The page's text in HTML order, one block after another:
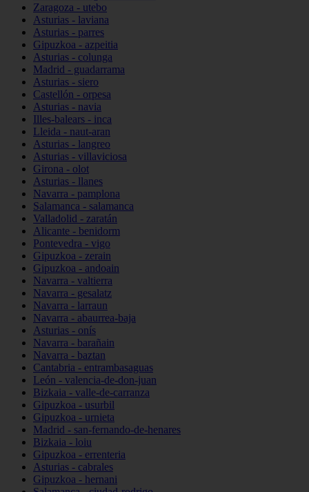
Zaragoza - utebo
Asturias - laviana
Asturias - parres
Gipuzkoa - azpeitia
Asturias - colunga
Madrid - guadarrama
Asturias - siero
Castellón - orpesa
Asturias - navia
Illes-balears - inca
Lleida - naut-aran
Asturias - langreo
Asturias - villaviciosa
Girona - olot
Asturias - llanes
Navarra - pamplona
Salamanca - salamanca
Valladolid - zaratán
Alicante - benidorm
Pontevedra - vigo
Gipuzkoa - zerain
Gipuzkoa - andoain
Navarra - valtierra
Navarra - gesalatz
Navarra - larraun
Navarra - abaurrea-baja
Asturias - onís
Navarra - barañain
Navarra - baztan
Cantabria - entrambasaguas
León - valencia-de-don-juan
Bizkaia - valle-de-carranza
Gipuzkoa - usurbil
Gipuzkoa - urnieta
Madrid - san-fernando-de-henares
Bizkaia - loiu
Gipuzkoa - errenteria
Asturias - cabrales
Gipuzkoa - hernani